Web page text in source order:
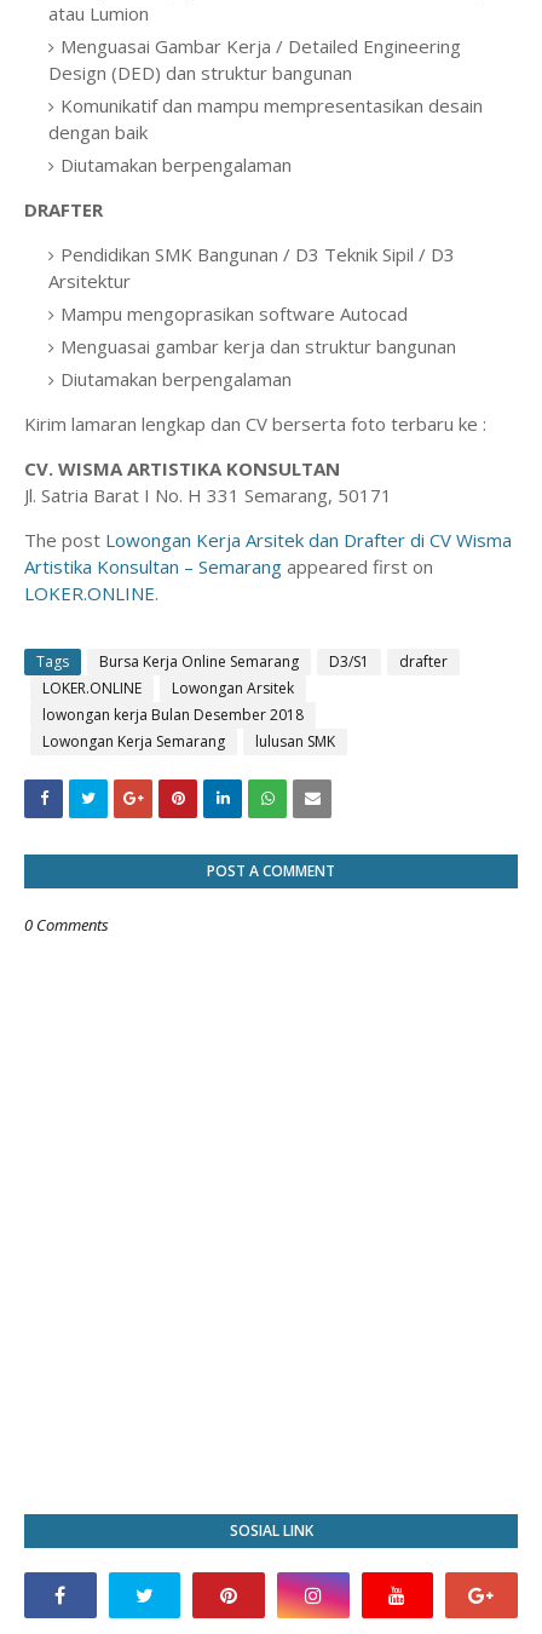
atau Lumion
Menguasai Gambar Kerja / Detailed Engineering
Design (DED) dan struktur bangunan
Komunikatif dan mampu mempresentasikan desain
dengan baik
Diutamakan berpengalaman
DRAFTER
Pendidikan SMK Bangunan / D3 Teknik Sipil / D3
Arsitektur
Mampu mengoprasikan software Autocad
Menguasai gambar kerja dan struktur bangunan
Diutamakan berpengalaman
Kirim lamaran lengkap dan CV berserta foto terbaru ke :
CV. WISMA ARTISTIKA KONSULTAN
Jl. Satria Barat I No. H 331 Semarang, 50171
The post Lowongan Kerja Arsitek dan Drafter di CV Wisma
Artistika Konsultan – Semarang appeared first on
LOKER.ONLINE.
Tags Bursa Kerja Online Semarang D3/S1
drafter
LOKER.ONLINE
Lowongan Arsitek
lowongan kerja Bulan Desember 2018
Lowongan Kerja Semarang
lulusan SMK
POST A COMMENT
0 Comments
SOSIAL LINK